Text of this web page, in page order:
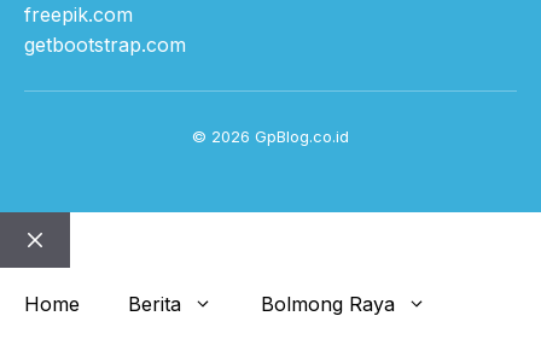
freepik.com
getbootstrap.com
© 2026 GpBlog.co.id
Close
Home
Berita Bolmong Raya